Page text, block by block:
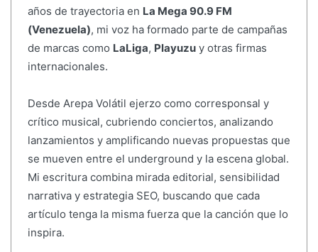
años de trayectoria en La Mega 90.9 FM
(Venezuela), mi voz ha formado parte de campañas
de marcas como LaLiga, Playuzuy otras firmas
internacionales.
Desde Arepa Volátil ejerzo como corresponsal y
crítico musical, cubriendo conciertos, analizando
lanzamientos y amplificando nuevas propuestas que
se mueven entre el underground y la escena global.
Mi escritura combina mirada editorial, sensibilidad
narrativa y estrategia SEO, buscando que cada
artículo tenga la misma fuerza que la canción que lo
inspira.